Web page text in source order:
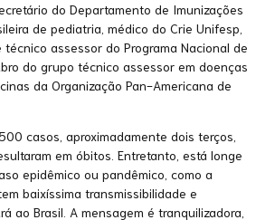
do Departamento de Imunizações
de pediatria, médico do Crie Unifesp,
técnico assessor do Programa Nacional de
do grupo técnico assessor em doenças
da Organização Pan-Americana de
casos, aproximadamente dois terços,
em óbitos. Entretanto, está longe
epidêmico ou pandêmico, como a
baixíssima transmissibilidade e
ao Brasil. A mensagem é tranquilizadora,